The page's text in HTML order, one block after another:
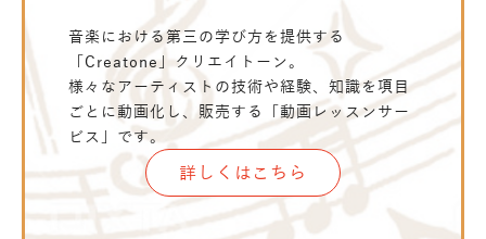
音楽における第三の学び方を提供する
「Creatone」クリエイトーン。
様々なアーティストの技術や経験、知識を項目
ごとに動画化し、販売する「動画レッスンサー
ビス」です。
詳しくはこちら